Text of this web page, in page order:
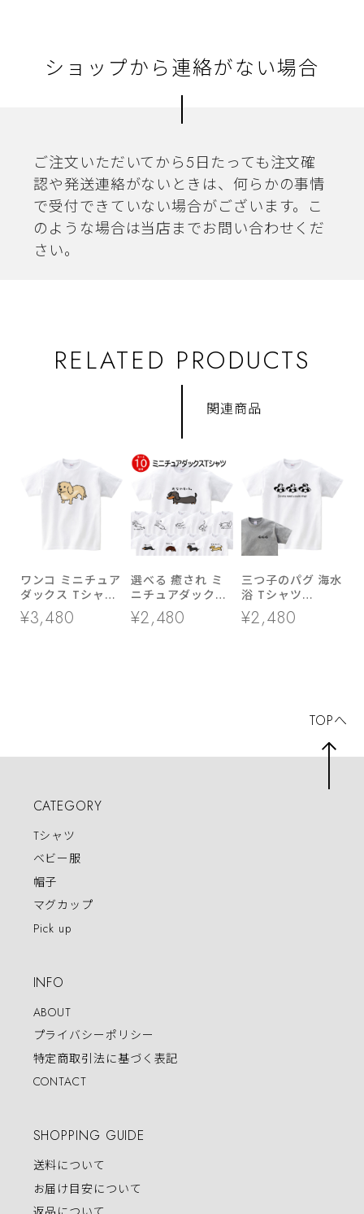
ショップから連絡がない場合
ご注文いただいてから5日たっても注文確
認や発送連絡がないときは、何らかの事情
で受付できていない場合がございます。こ
のような場合は当店までお問い合わせくだ
さい。
RELATED PRODUCTS
関連商品
ワンコ ミニチュア
ダックス Tシャツ
dog301f ティーシ
ャツ ギフト プレ
¥3,480
選べる 癒され ミ
ニチュアダックス
カラーイラスト t
シャツ dog82 服
¥2,480
三つ子のパグ 海水
浴 Tシャツ
dog86 海 夏休み
犬 ブヒ ゆるい 手
¥2,480
CATEGORY
Tシャツ
ベビー服
帽子
マグカップ
Pick up
INFO
ABOUT
プライバシーポリシー
特定商取引法に基づく表記
CONTACT
SHOPPING GUIDE
送料について
お届け目安について
TOPへ